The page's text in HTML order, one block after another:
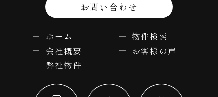
お問い合わせ
ホーム
物件検索
会社概要
お客様の声
弊社物件